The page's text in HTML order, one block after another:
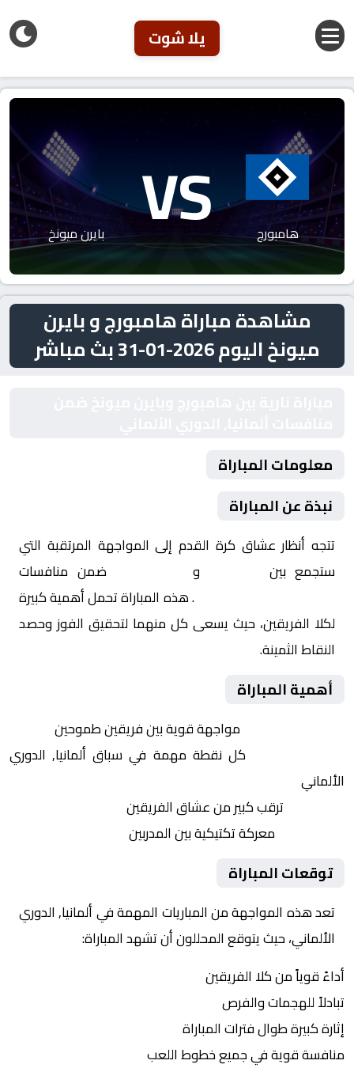
يلا شوت
هامبورج VS بايرن ميونخ
مشاهدة مباراة هامبورج و بايرن
ميونخ اليوم 2026-01-31 بث مباشر
معلومات المباراة
نبذة عن المباراة
تتجه أنظار عشاق كرة القدم إلى المواجهة المرتقبة التي
ستجمع بين
و
ضمن منافسات
. هذه المباراة تحمل أهمية كبيرة
لكلا الفريقين، حيث يسعى كل منهما لتحقيق الفوز وحصد
النقاط الثمينة.
أهمية المباراة
مواجهة قوية بين فريقين طموحين
كل نقطة مهمة في سباق ألمانيا, الدوري
الألماني
ترقب كبير من عشاق الفريقين
معركة تكتيكية بين المدربين
توقعات المباراة
تعد هذه المواجهة من المباريات المهمة في ألمانيا, الدوري
الألماني، حيث يتوقع المحللون أن تشهد المباراة:
أداءً قوياً من كلا الفريقين
تبادلاً للهجمات والفرص
إثارة كبيرة طوال فترات المباراة
منافسة قوية في جميع خطوط اللعب